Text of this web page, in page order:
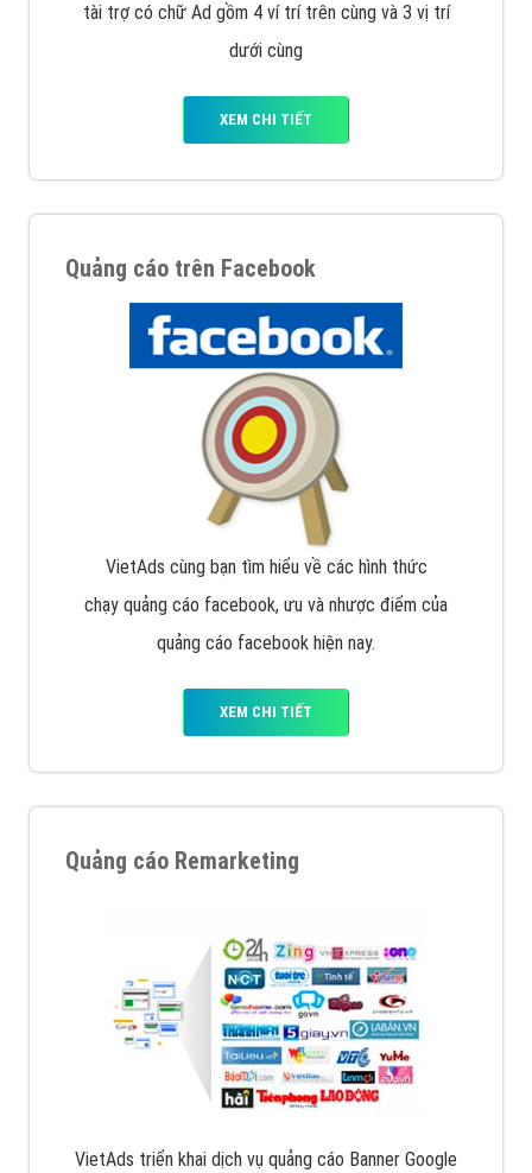
tài trợ có chữ Ad gồm 4 ví trí trên cùng và 3 vị trí
dưới cùng
XEM CHI TIẾT
Quảng cáo trên Facebook
VietAds cùng bạn tìm hiểu về các hình thức
chạy quảng cáo facebook, ưu và nhược điểm của
quảng cáo facebook hiện nay.
XEM CHI TIẾT
Quảng cáo Remarketing
VietAds triển khai dịch vụ quảng cáo Banner Google